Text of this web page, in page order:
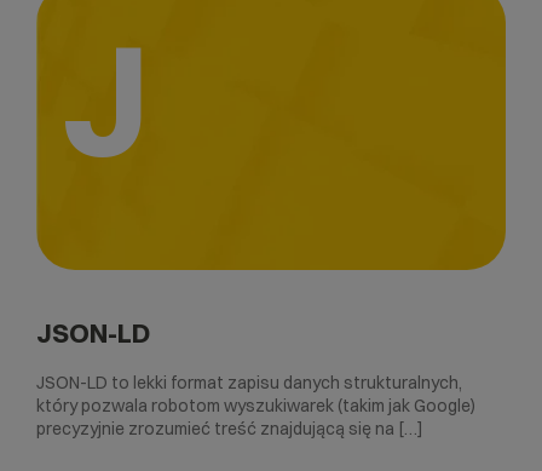
J
JSON-LD
JSON-LD to lekki format zapisu danych strukturalnych,
który pozwala robotom wyszukiwarek (takim jak Google)
precyzyjnie zrozumieć treść znajdującą się na […]